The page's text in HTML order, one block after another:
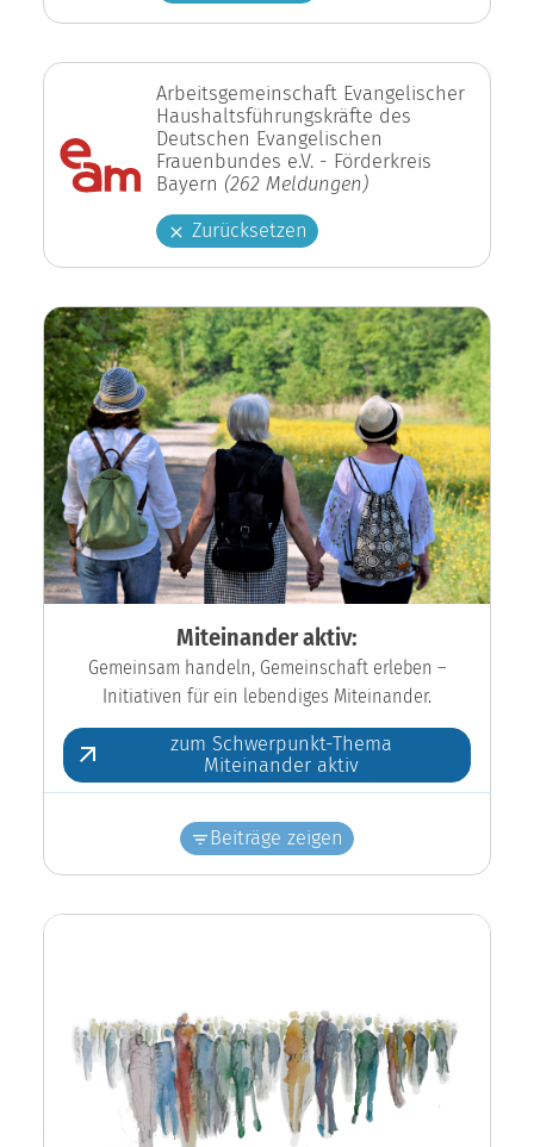
Arbeitsgemeinschaft Evangelischer
Haushaltsführungskräfte des
Deutschen Evangelischen
Frauenbundes e.V. - Förderkreis
Bayern (262 Meldungen)
Zurücksetzen
Miteinander aktiv:
Gemeinsam handeln, Gemeinschaft erleben –
Initiativen für ein lebendiges Miteinander.
zum Schwerpunkt-Thema
Miteinander aktiv
Beiträge zeigen